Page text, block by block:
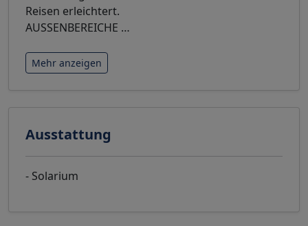
Reisen erleichtert.
AUSSENBEREICHE …
Mehr anzeigen
Ausstattung
- Solarium